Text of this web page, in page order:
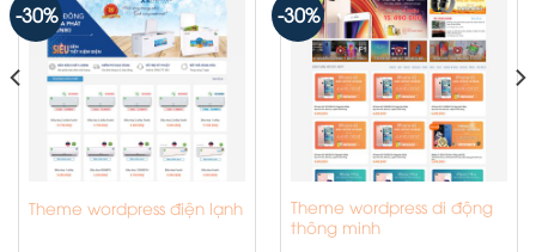
-30%
Theme wordpress điện lạnh
-30%
Theme wordpress di động
thông minh